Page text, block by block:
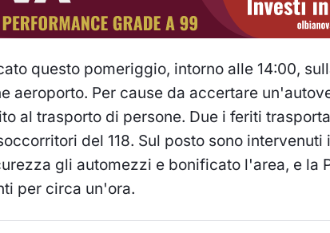
questo pomeriggio, intorno alle 14:00,
aeroporto. Per cause da accertare
al trasporto di persone. Due i feriti
del 118. Sul posto sono intervenuti
gli automezzi e bonificato l'area, e la
per circa un'ora.